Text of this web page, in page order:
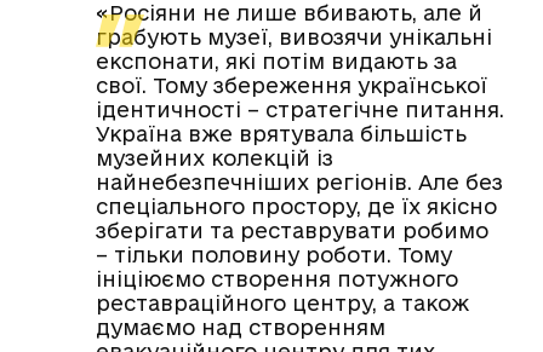
«Росіяни не лише вбивають, але й
грабують музеї, вивозячи унікальні
експонати, які потім видають за
свої. Тому збереження української
ідентичності – стратегічне питання.
Україна вже врятувала більшість
музейних колекцій із
найнебезпечніших регіонів. Але без
спеціального простору, де їх якісно
зберігати та реставрувати робимо
– тільки половину роботи. Тому
ініціюємо створення потужного
реставраційного центру, а також
думаємо над створенням